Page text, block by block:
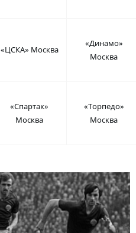
«ЦСКА» Москва
«Динамо»
Москва
«Спартак»
Москва
«Торпедо»
Москва